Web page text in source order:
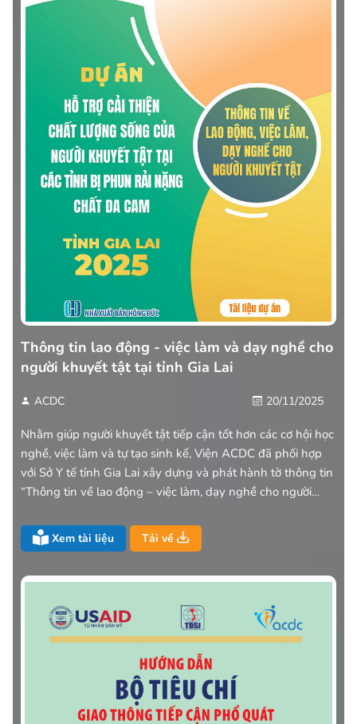
Thông tin lao động - việc làm và dạy nghề cho
người khuyết tật tại tỉnh Gia Lai
ACDC 20/11/2025
Nhằm giúp người khuyết tật tiếp cận tốt hơn các cơ hội học
nghề, việc làm và tự tạo sinh kế, Viện ACDC đã phối hợp
với Sở Y tế tỉnh Gia Lai xây dựng và phát hành tờ thông tin
“Thông tin về lao động – việc làm, dạy nghề cho người
Xem tài liệu Tải về